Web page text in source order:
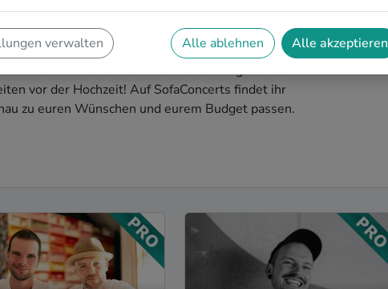
die perfekte Idee für einen außergewöhnlichen
Musik wird euer JGA zu einem unvergesslichen
vor der Hochzeit! Auf SofaConcerts findet ihr
zu euren Wünschen und eurem Budget passen.
verwalten Alle ablehnen Alle akzeptieren